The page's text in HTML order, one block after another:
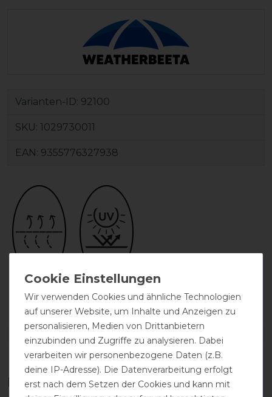
Varianten-ID: 92100
SKU: 1029730011
EAN: 9355776327938
DETAILS ZUR PRODUKTSICHERHEIT
Das perfekte Zubehör für dich
Wir verwenden Cookies und ähnliche Technologien
auf unserer Website, um Inhalte und Anzeigen zu
personalisieren, Medien von Drittanbietern
einzubinden und Zugriffe zu analysieren. Dabei
verarbeiten wir personenbezogene Daten (z.B.
deine IP-Adresse). Die Datenverarbeitung erfolgt
erst nach dem Setzen der Cookies und kann mit